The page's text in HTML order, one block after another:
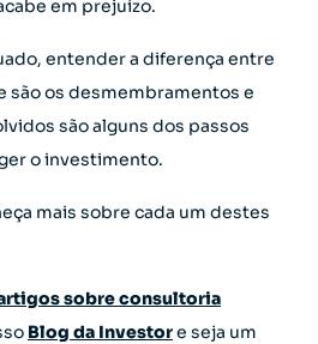
em prejuízo.
entender a diferença entre
são os desmembramentos e
são alguns dos passos
o investimento.
mais sobre cada um destes
sobre consultoria
Blog da Investore seja um